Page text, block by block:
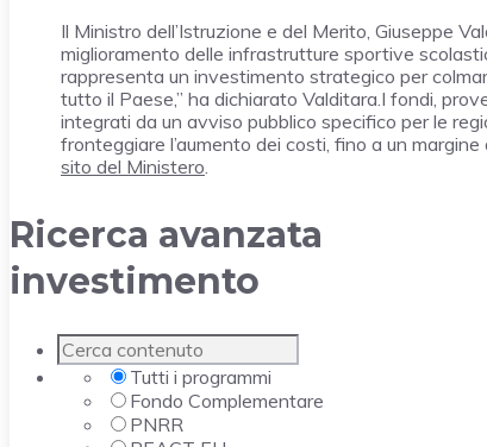
Il Ministro dell’Istruzione e del Merito, Giuseppe
miglioramento delle infrastrutture sportive
rappresenta un investimento strategico per
tutto il Paese,” ha dichiarato Valditara.I fondi,
integrati da un avviso pubblico specifico per le
fronteggiare l’aumento dei costi, fino a un
sito del Ministero.
Ricerca avanzata
investimento
Tutti i programmi
Fondo Complementare
PNRR